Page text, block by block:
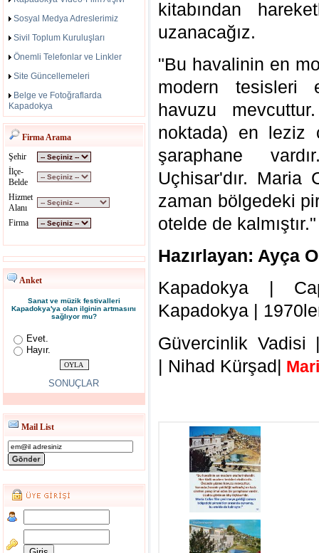
Sosyal Medya Adreslerimiz
Sivil Toplum Kuruluşları
Önemli Telefonlar ve Linkler
Site Güncellemeleri
Belge ve Fotoğraflarda
Kapadokya
Firma Arama
Şehir
İlçe-
Belde
Hizmet
Alanı
Firma
Anket
Sanat ve müzik festivalleri
Kapadokya'ya olan ilginin artmasını
sağlıyor mu?
Evet.
Hayır.
SONUÇLAR
Mail List
kitabından
uzanacağız.
"Bu havalinin en
modern tesisleri
havuzu
noktada) en leziz
şaraphane
Uçhisar'dır. Maria
zaman bölgedeki
otelde de kalmıştır."
Hazırlayan: Ayça
Kapadokya |
Kapadokya |
Güvercinlik
| Nihad Kürşad|